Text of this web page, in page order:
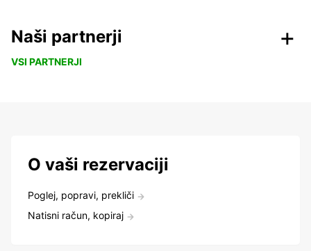
Naši partnerji
VSI PARTNERJI
O vaši rezervaciji
Poglej, popravi, prekliči
Natisni račun, kopiraj